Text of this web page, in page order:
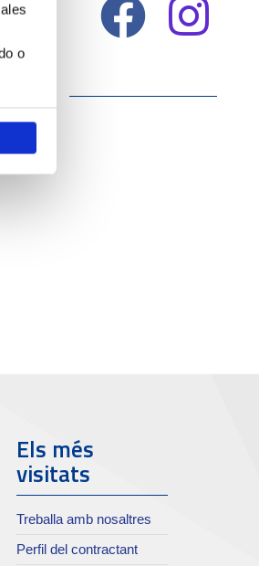
o
Els més
visitats
Treballa amb nosaltres
Perfil del contractant